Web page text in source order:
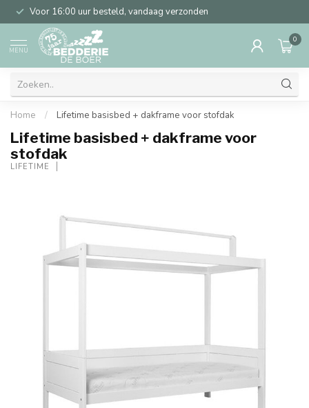
Voor 16:00 uur besteld, vandaag verzonden
MENU
0
Home / Lifetime basisbed + dakframe voor stofdak
Lifetime basisbed + dakframe voor
stofdak
LIFETIME